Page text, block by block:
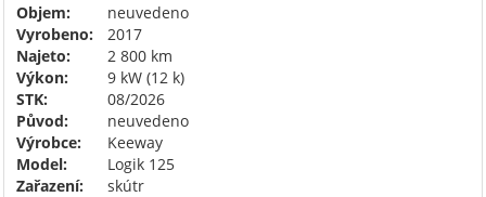
Objem:
neuvedeno
Vyrobeno:
2017
Najeto:
2 800 km
Výkon:
9 kW (12 k)
STK:
08/2026
Původ:
neuvedeno
Výrobce:
Keeway
Model:
Logik 125
Zařazení:
skútr